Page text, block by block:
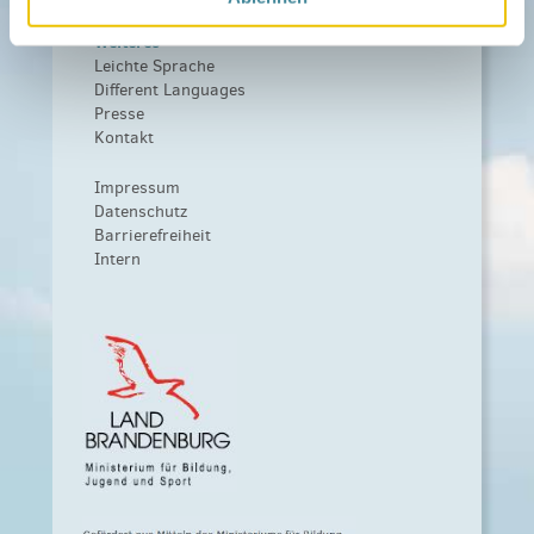
Weiteres
Leichte Sprache
Different Languages
Presse
Kontakt
Impressum
Datenschutz
Barrierefreiheit
Intern